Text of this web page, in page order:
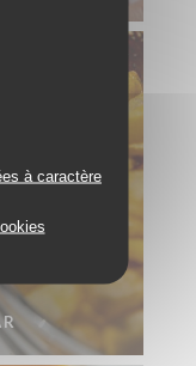
à caractère